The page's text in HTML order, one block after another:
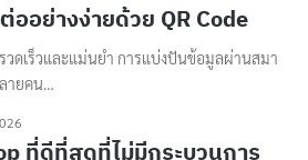
ออย่างง่ายด้วย QR Code
วดเร็วและแม่นยำ การแบ่งปันข้อมูลผ่านสมา
ายคน…
ที่ดีที่สุดที่ไม่มีกระบวนการ